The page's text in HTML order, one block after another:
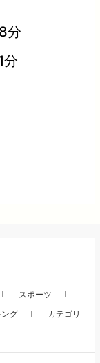
分
分
スポーツ
グ
カテゴリ